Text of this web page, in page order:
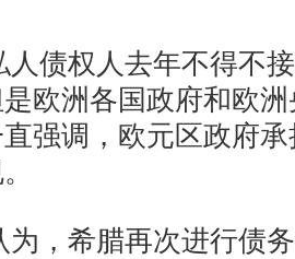
人债权人去年不得不
欧洲各国政府和欧
强调，欧元区政府
为，希腊再次进行债